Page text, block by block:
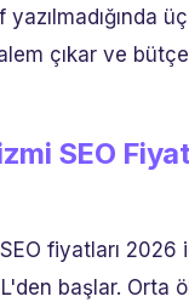
çıkar ve
SEO
fiyatları
başlar. Orta